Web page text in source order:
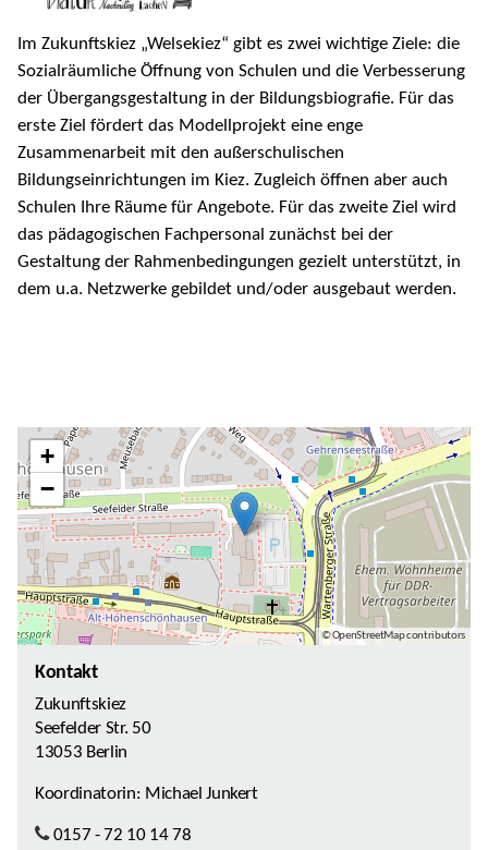
Im Zukunftskiez „Welsekiez“ gibt es zwei wichtige Ziele: die
Sozialräumliche Öffnung von Schulen und die Verbesserung
der Übergangsgestaltung in der Bildungsbiografie. Für das
erste Ziel fördert das Modellprojekt eine enge
Zusammenarbeit mit den außerschulischen
Bildungseinrichtungen im Kiez. Zugleich öffnen aber auch
Schulen Ihre Räume für Angebote. Für das zweite Ziel wird
das pädagogischen Fachpersonal zunächst bei der
Gestaltung der Rahmenbedingungen gezielt unterstützt, in
dem u.a. Netzwerke gebildet und/oder ausgebaut werden.
+
−
© OpenStreetMap contributors
Kontakt
Zukunftskiez
Seefelder Str. 50
13053 Berlin
Koordinatorin: Michael Junkert
0157 - 72 10 14 78